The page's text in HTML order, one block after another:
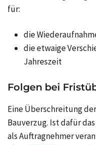
für:
die
die etwaige
Jahreszeit
Folgen bei
Eine Überschreitung
Bauverzug. Ist dafür
als Auftragnehmer